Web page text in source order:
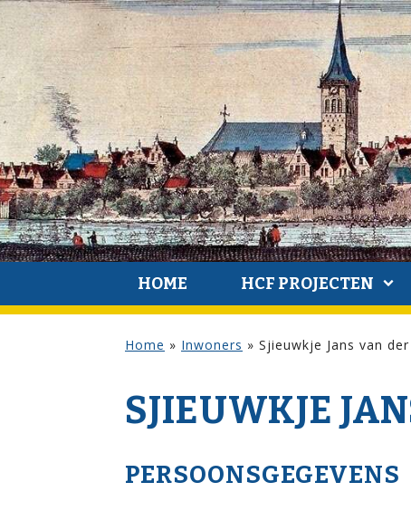
HOME HCF PROJECTEN
Home » Inwoners » Sjieuwkje Jans van der
SJIEUWKJE
PERSOONSGEGEVENS